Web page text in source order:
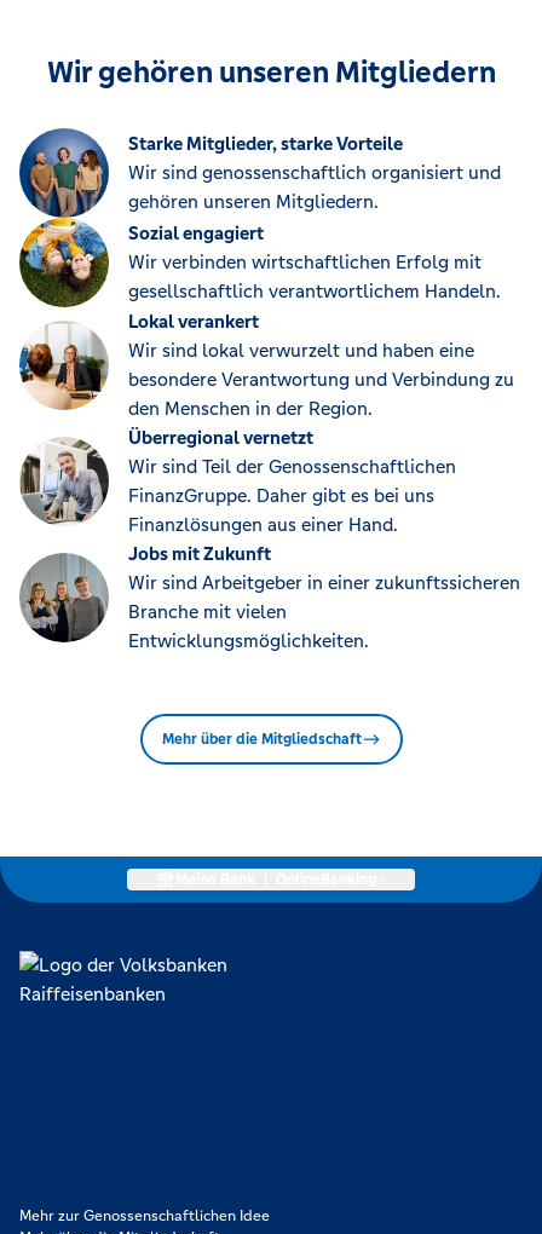
Wir gehören unseren Mitgliedern
Starke Mitglieder, starke Vorteile
Wir sind genossenschaftlich organisiert und
gehören unseren Mitgliedern.
Sozial engagiert
Wir verbinden wirtschaftlichen Erfolg mit
gesellschaftlich verantwortlichem Handeln.
Lokal verankert
Wir sind lokal verwurzelt und haben eine
besondere Verantwortung und Verbindung zu
den Menschen in der Region.
Überregional vernetzt
Wir sind Teil der Genossenschaftlichen
FinanzGruppe. Daher gibt es bei uns
Finanzlösungen aus einer Hand.
Jobs mit Zukunft
Wir sind Arbeitgeber in einer zukunftssicheren
Branche mit vielen
Entwicklungsmöglichkeiten.
Mehr über die Mitgliedschaft
Mehr zur Genossenschaftlichen Idee